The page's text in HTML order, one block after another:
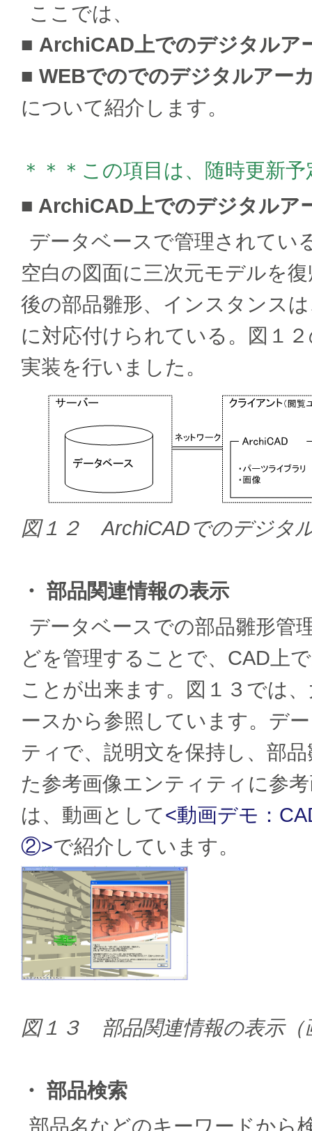
ここでは、
■ ArchiCAD上でのデジタルア
■ WEBでのでのデジタルアー
について紹介します。
＊＊＊この項目は、随時更新
■ ArchiCAD上でのデジタルア
データベースで管理されてい
空白の図面に三次元モデルを
後の部品雛形、インスタンス
に対応付けられている。図１
実装を行いました。
図１２ ArchiCADでのデジタ
・ 部品関連情報の表示
データベースでの部品雛形管
どを管理することで、CAD上
ことが出来ます。図１３では
ースから参照しています。デ
ティで、説明文を保持し、部
た参考画像エンティティに参
は、動画として<動画デモ：
②>で紹介しています。
図１３ 部品関連情報の表示（
・ 部品検索
部品名などのキーワードから